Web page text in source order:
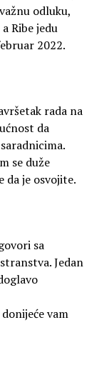
odluku,
Ribe jedu
2022.
rada na
da
se duže
da je osvojite.
sa
Jedan
vam